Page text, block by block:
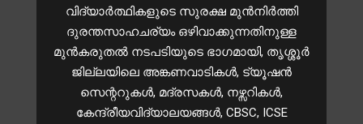
വിദ്യാർത്ഥികളുടെ സുരക്ഷ മുൻനിർത്തി
ദുരന്തസാഹചര്യം ഒഴിവാക്കുന്നതിനുള്ള
മുന്‍കരുതല്‍ നടപടിയുടെ ഭാഗമായി, തൃശ്ശൂർ
ജില്ലയിലെ അങ്കണവാടികൾ, ട്യൂഷൻ
സെന്ററുകൾ, മദ്രസകൾ, നഴ്സറികള്‍,
കേന്ദ്രീയവിദ്യാലയങ്ങള്‍, CBSC, ICSE